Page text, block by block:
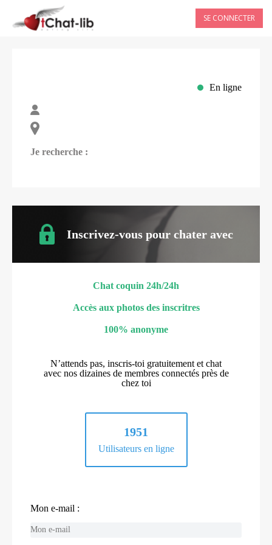
SE CONNECTER
En ligne
Je recherche :
Inscrivez-vous pour chater avec
Chat coquin 24h/24h
Accès aux photos des inscritres
100% anonyme
N’attends pas, inscris-toi gratuitement et chat
avec nos dizaines de membres connectés près de
chez toi
1951
Utilisateurs en ligne
Mon e-mail :